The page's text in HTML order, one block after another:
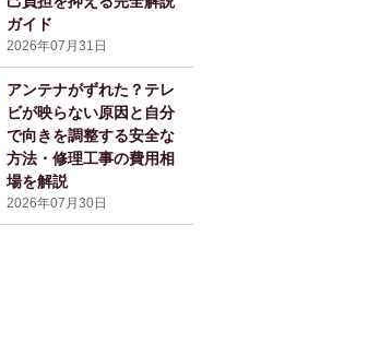
ガイド
2026年07月31日
アンテナがずれた？テレ
ビが映らない原因と自分
で向きを調整する安全な
方法・修理工事の費用相
場を解説
2026年07月30日